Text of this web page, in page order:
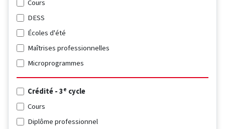
Cours
DESS
Écoles d'été
Maîtrises professionnelles
Microprogrammes
Crédité - 3e cycle
Cours
Diplôme professionnel